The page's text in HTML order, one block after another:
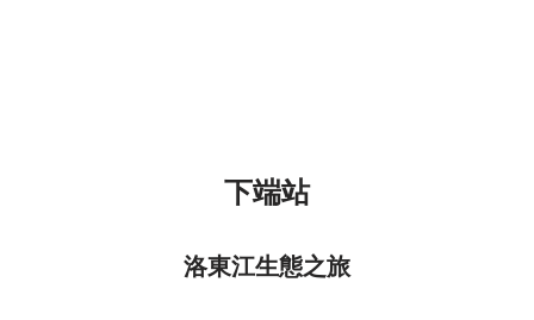
下端站
洛東江生態之旅